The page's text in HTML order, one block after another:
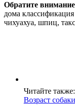
Обратите
дома
чихуахуа, шпиц,
Читайте также:
Возраст